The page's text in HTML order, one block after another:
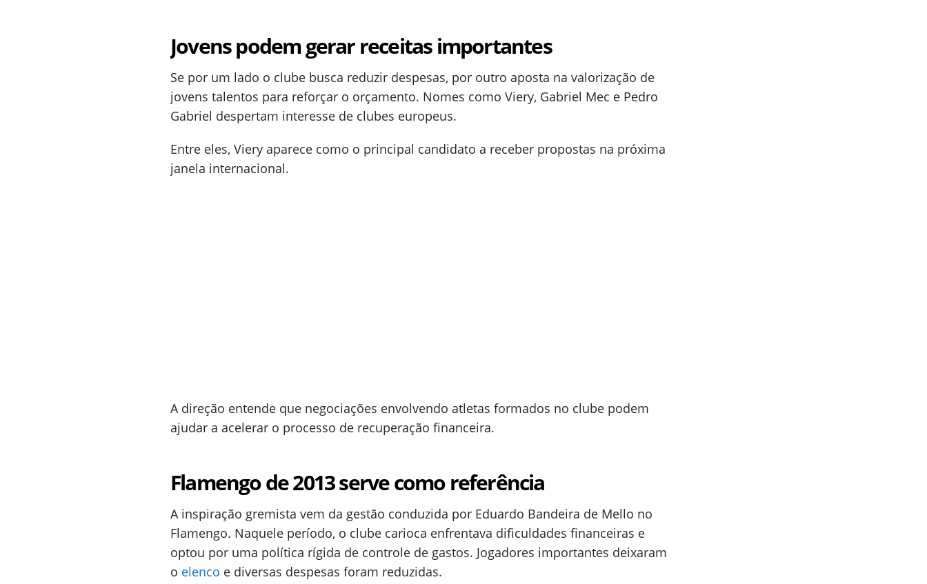
Jovens podem gerar receitas importantes
Se por um lado o clube busca reduzir despesas, por outro aposta na valorização de
jovens talentos para reforçar o orçamento. Nomes como Viery, Gabriel Mec e Pedro
Gabriel despertam interesse de clubes europeus.
Entre eles, Viery aparece como o principal candidato a receber propostas na próxima
janela internacional.
A direção entende que negociações envolvendo atletas formados no clube podem
ajudar a acelerar o processo de recuperação financeira.
Flamengo de 2013 serve como referência
A inspiração gremista vem da gestão conduzida por Eduardo Bandeira de Mello no
Flamengo. Naquele período, o clube carioca enfrentava dificuldades financeiras e
optou por uma política rígida de controle de gastos. Jogadores importantes deixaram
o elenco e diversas despesas foram reduzidas.